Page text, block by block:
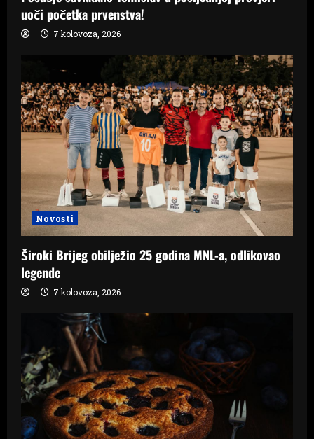
uoči početka prvenstva!
7 kolovoza, 2026
Novosti
Široki Brijeg obilježio 25 godina MNL-a, odlikovao
legende
7 kolovoza, 2026